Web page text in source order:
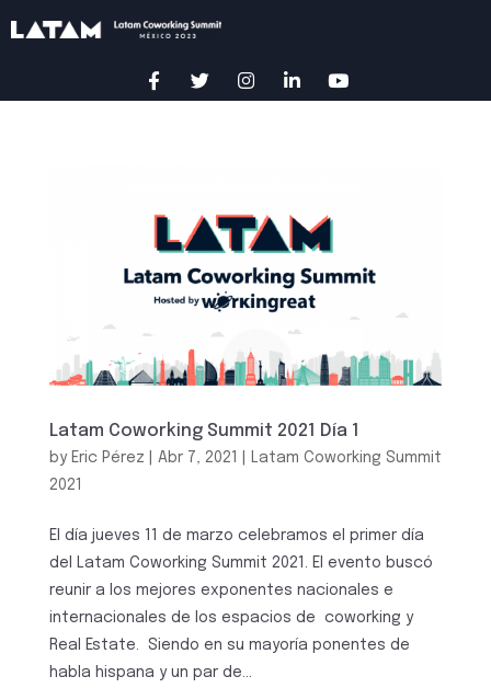
Latam Coworking Summit 2021 Día 1
by Eric Pérez Abr 7, 2021
Latam Coworking Summit
2021
El día jueves 11 de marzo celebramos el primer día
del Latam Coworking Summit 2021. El evento buscó
reunir a los mejores exponentes nacionales e
internacionales de los espacios de coworking y
Real Estate. Siendo en su mayoría ponentes de
habla hispana y un par de...